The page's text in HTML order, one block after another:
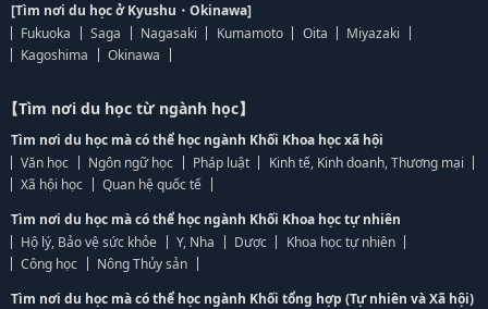
[Tìm nơi du học ở Kyushu・Okinawa]
Fukuoka
Saga Nagasaki Kumamoto Oita
Miyazaki
Kagoshima
Okinawa
【Tìm nơi du học từ ngành học】
Tìm nơi du học mà có thể học ngành Khối Khoa học xã hội
Văn học
Ngôn ngữ học Pháp luật
Kinh tế, Kinh doanh, Thương mại
Xã hội học
Quan hệ quốc tế
Tìm nơi du học mà có thể học ngành Khối Khoa học tự nhiên
Hộ lý, Bảo vệ sức khỏe
Y, Nha Dược
Khoa học tự nhiên
Công học
Nông Thủy sản
Tìm nơi du học mà có thể học ngành Khối tổng hợp (Tự nhiên và Xã hội)